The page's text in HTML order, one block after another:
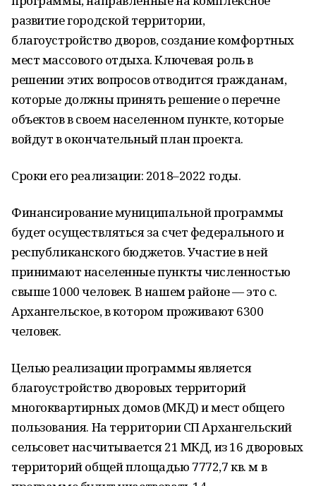
развитие городской территории,
благоустройство дворов, создание комфортных
мест массового отдыха. Ключевая роль в
решении этих вопросов отводится гражданам,
которые должны принять решение о перечне
объектов в своем населенном пункте, которые
войдут в окончательный план проекта.
Сроки его реализации: 2018–2022 годы.
Финансирование муниципальной программы
будет осуществляться за счет федерального и
республиканского бюджетов. Участие в ней
принимают населенные пункты численностью
свыше 1000 человек. В нашем районе — это с.
Архангельское, в котором проживают 6300
человек.
Целью реализации программы является
благоустройство дворовых территорий
многоквартирных домов (МКД) и мест общего
пользования. На территории СП Архангельский
сельсовет насчитывается 21 МКД, из 16 дворовых
территорий общей площадью 7772,7 кв. м в